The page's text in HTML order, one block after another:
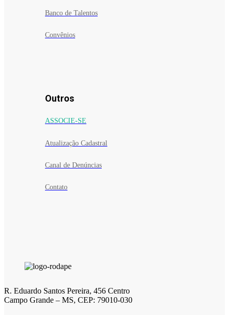
Banco de Talentos
Convênios
Outros
ASSOCIE-SE
Atualização Cadastral
Canal de Denúncias
Contato
R. Eduardo Santos Pereira, 456 Centro
Campo Grande – MS, CEP: 79010-030